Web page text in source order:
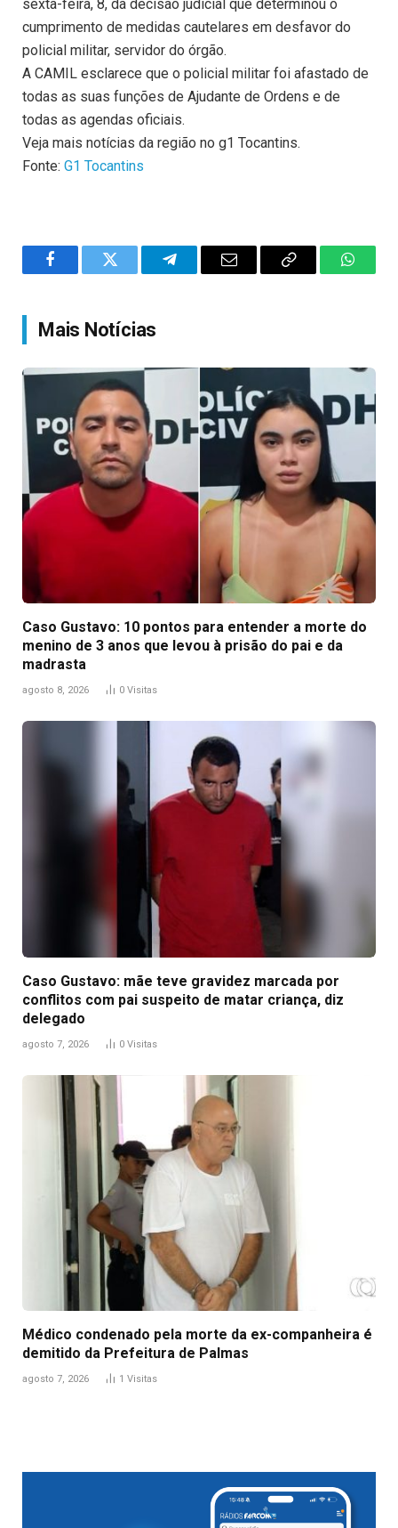
sexta-feira, 8, da decisão judicial que determinou o
cumprimento de medidas cautelares em desfavor do
policial militar, servidor do órgão.
A CAMIL esclarece que o policial militar foi afastado de
todas as suas funções de Ajudante de Ordens e de
todas as agendas oficiais.
Veja mais notícias da região no g1 Tocantins.
Fonte: G1 Tocantins
FacebookTwitter TelegramEmail
Copy
Mais Notícias
Caso Gustavo: 10 pontos para entender a morte do
menino de 3 anos que levou à prisão do pai e da
madrasta
agosto 8, 2026 0 Visitas
Caso Gustavo: mãe teve gravidez marcada por
conflitos com pai suspeito de matar criança, diz
delegado
agosto 7, 2026 0 Visitas
Médico condenado pela morte da ex-companheira é
demitido da Prefeitura de Palmas
agosto 7, 2026 1 Visitas